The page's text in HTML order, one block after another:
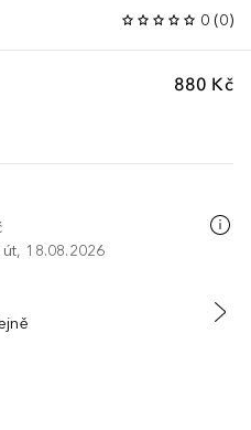
0 (0)
880 Kč
18.08.2026
KOŠÍKU